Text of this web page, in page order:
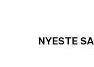
NYESTE